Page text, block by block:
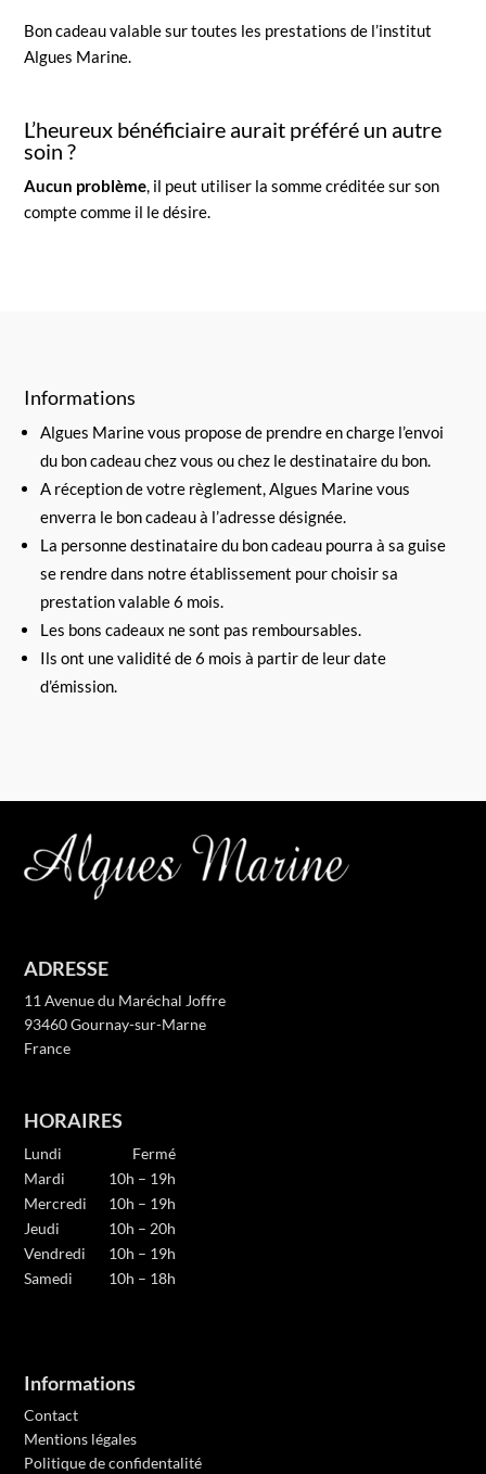
Bon cadeau valable sur toutes les prestations de l’institut
Algues Marine.
L’heureux bénéficiaire aurait préféré un autre
soin ?
Aucun problème, il peut utiliser la somme créditée sur son
compte comme il le désire.
Informations
Algues Marine vous propose de prendre en charge l’envoi
du bon cadeau chez vous ou chez le destinataire du bon.
A réception de votre règlement, Algues Marine vous
enverra le bon cadeau à l’adresse désignée.
La personne destinataire du bon cadeau pourra à sa guise
se rendre dans notre établissement pour choisir sa
prestation valable 6 mois.
Les bons cadeaux ne sont pas remboursables.
Ils ont une validité de 6 mois à partir de leur date
d’émission.
ADRESSE
11 Avenue du Maréchal Joffre
93460 Gournay-sur-Marne
France
HORAIRES
Lundi
Fermé
Mardi
10h – 19h
Mercredi
10h – 19h
Jeudi
10h – 20h
Vendredi
10h – 19h
Samedi
10h – 18h
Informations
Contact
Mentions légales
Politique de confidentalité